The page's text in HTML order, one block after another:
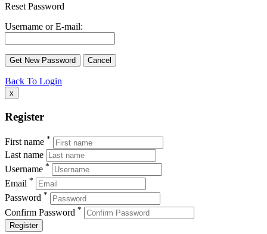
Reset Password
Username or E-mail:
Back To Login
x
Register
First name *
Last name
Username *
Email *
Password *
Confirm Password *
Register